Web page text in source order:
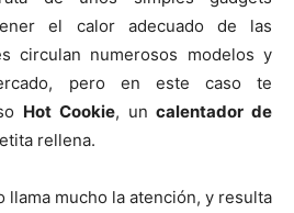
el calor adecuado de las
circulan numerosos modelos y
pero en este caso te
Hot Cookie, uncalentador de
rellena.
llama mucho la atención, y resulta